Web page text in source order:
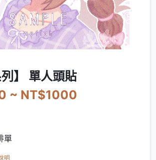
列】 單人頭貼
~ NT$1000
單
明